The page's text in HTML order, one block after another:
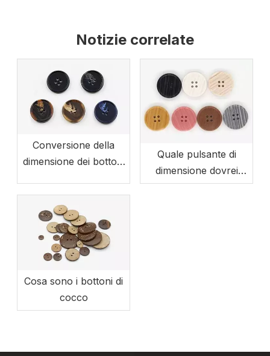
Notizie correlate
Conversione della
dimensione dei bottoni
Quale pulsante di
dimensione dovrei
usare
Cosa sono i bottoni di
cocco